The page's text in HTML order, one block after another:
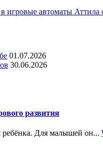
игровые автоматы Аттила
01.07.2026
30.06.2026
развития
ребёнка. Для малышей он...